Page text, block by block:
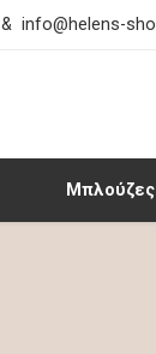
& info@helens-
Μπλούζες